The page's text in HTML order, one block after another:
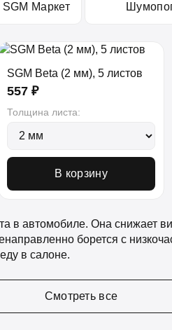
Маркет
SGM Beta (2 мм), 5 листов
557 ₽
Толщина листа:
В корзину
в автомобиле. Она снижает
борется с
в салоне.
Смотреть все